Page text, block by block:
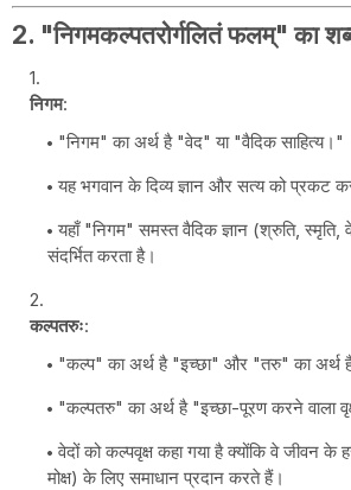
2. "निगमकल्पतरोर्गलितं फलम्" का
निगम:
"निगम" का अर्थ है "वेद" या "वैदिक साहित्य।"
यह भगवान के दिव्य ज्ञान और सत्य को प्रकट
यहाँ "निगम" समस्त वैदिक ज्ञान (श्रुति,
संदर्भित करता है।
कल्पतरुः:
"कल्प" का अर्थ है "इच्छा" और "तरु" का अर्थ
"कल्पतरु" का अर्थ है "इच्छा-पूरण करने वाला
वेदों को कल्पवृक्ष कहा गया है क्योंकि वे जीवन के
मोक्ष) के लिए समाधान प्रदान करते हैं।